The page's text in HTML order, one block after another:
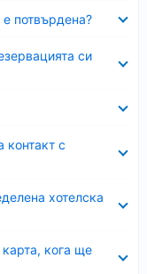
потвърдена?
си
с
хотелска
кога ще